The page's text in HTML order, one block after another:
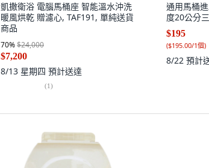
凱撒衛浴 電腦馬桶座 智能溫水沖洗
暖風烘乾 贈濾心, TAF191, 單純送貨
商品
70%$24,000
$7,200
8/13 星期四 預計送達
(1)
通用馬桶
度20公分
$195
($195.00/1個)
8/22 預計